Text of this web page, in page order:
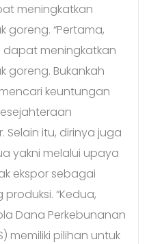
meningkatkan
goreng. “Pertama,
dapat meningkatkan
goreng. Bukankah
keuntungan
Selain itu, dirinya juga
yakni melalui upaya
ekspor sebagai
“Kedua,
Dana Perkebunanan
memiliki pilihan untuk